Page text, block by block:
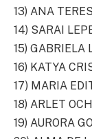
13) ANA
14) SARAI
15) GABRIELA
16) KATYA
17) MARIA
18) ARLET
19) AURORA